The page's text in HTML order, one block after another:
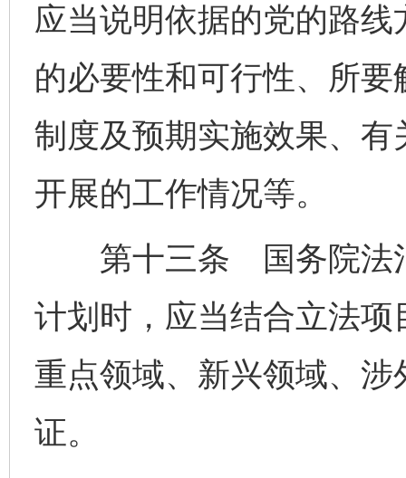
应当说明依据的党的路
的必要性和可行性、所
制度及预期实施效果、
开展的工作情况等。
第十三条 国务院法治
计划时，应当结合立法
重点领域、新兴领域、
证。